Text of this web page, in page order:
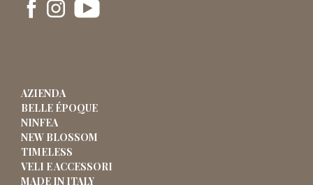
AZIENDA
BELLE ÉPOQUE
NINFEA
NEW BLOSSOM
TIMELESS
VELI E ACCESSORI
MADE IN ITALY